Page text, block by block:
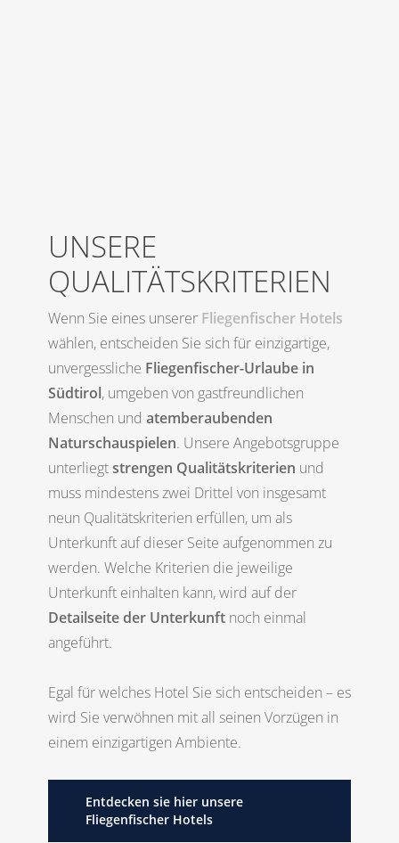
UNSERE
QUALITÄTSKRITERIEN
Wenn Sie eines unserer Fliegenfischer Hotels
wählen, entscheiden Sie sich für einzigartige,
unvergessliche Fliegenfischer-Urlaube in
Südtirol, umgeben von gastfreundlichen
Menschen und atemberaubenden
Naturschauspielen. Unsere Angebotsgruppe
unterliegtstrengen Qualitätskriterien und
muss mindestens zwei Drittel von insgesamt
neun Qualitätskriterien erfüllen, um als
Unterkunft auf dieser Seite aufgenommen zu
werden. Welche Kriterien die jeweilige
Unterkunft einhalten kann, wird auf der
Detailseite der Unterkunftnoch einmal
angeführt.
Egal für welches Hotel Sie sich entscheiden – es
wird Sie verwöhnen mit all seinen Vorzügen in
einem einzigartigen Ambiente.
Entdecken sie hier unsere
Fliegenfischer Hotels